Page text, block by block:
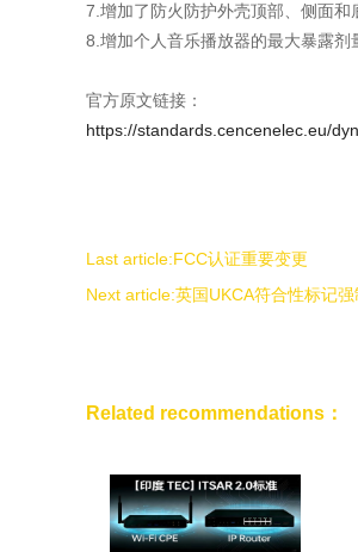
7.增加了防火防护外壳顶部、侧面和
8.增加个人音乐播放器的最大暴露
官方原文链接：
https://standards.cencenelec.eu/
Last article:FCC认证重要变更
Next article:英国UKCA符合性标记
Related recommendations：